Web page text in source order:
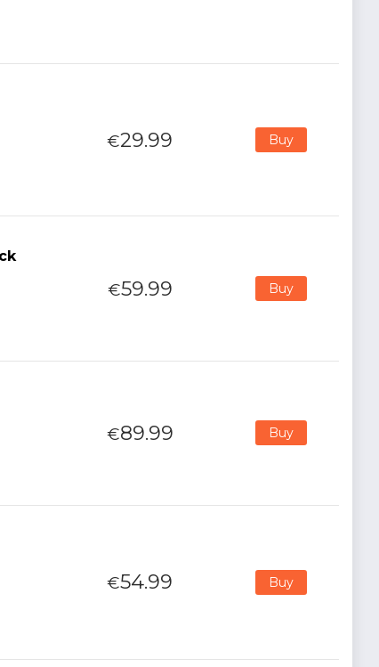
€29.99 Buy
€59.99 Buy
€89.99 Buy
€54.99 Buy